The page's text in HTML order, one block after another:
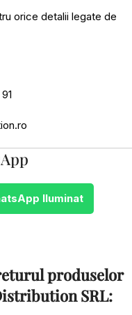
orice detalii legate de
Iluminat
produselor
SRL: